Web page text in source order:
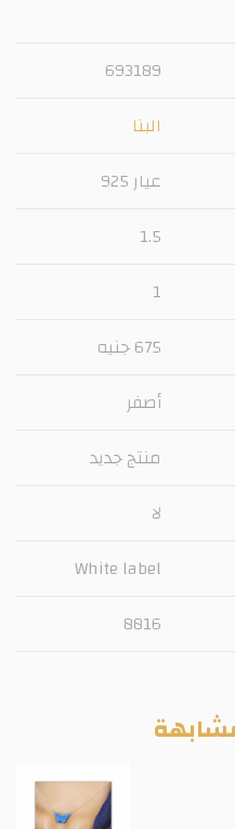
693189
البنا
عيار 925
1.5
1
675 جنيه
أصفر
منتج جديد
لا
White label
8816